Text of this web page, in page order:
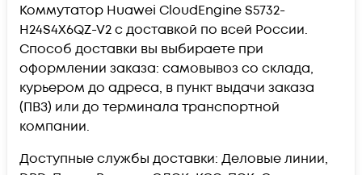
Коммутатор Huawei CloudEngine S5732-
H24S4X6QZ-V2 c доставкой по всей России.
Способ доставки вы выбираете при
оформлении заказа: самовывоз со склада,
курьером до адреса, в пункт выдачи заказа
(ПВЗ) или до терминала транспортной
компании.
Доступные службы доставки: Деловые линии,